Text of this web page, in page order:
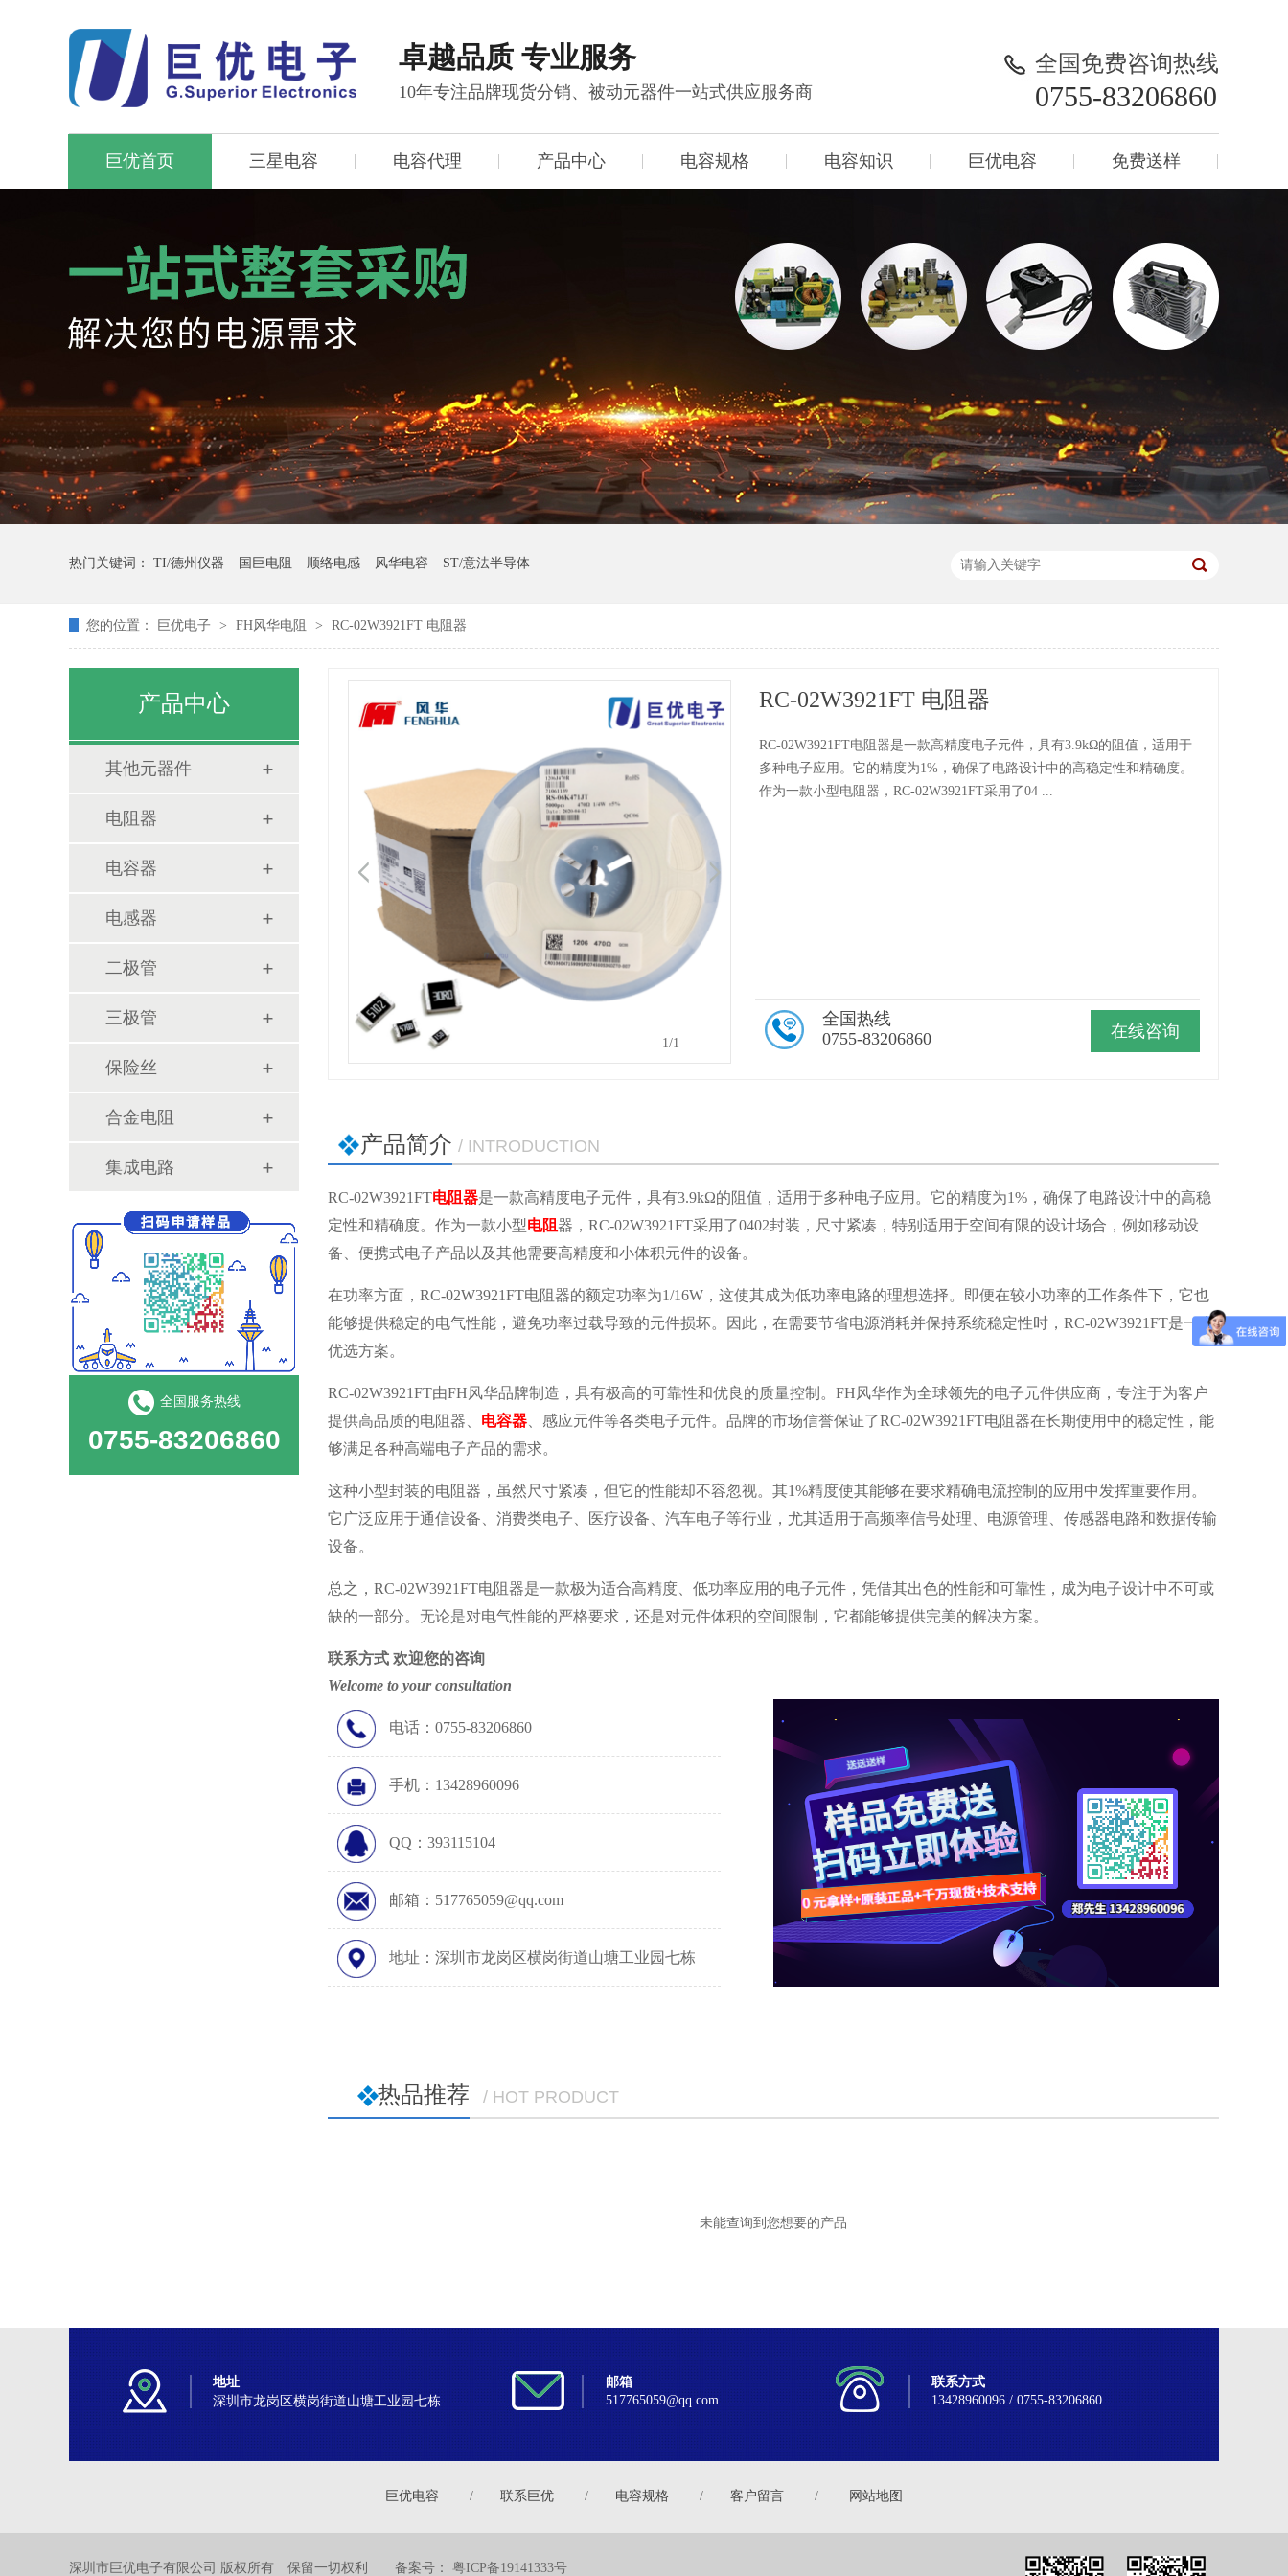
卓越品质 专业服务
10年专注品牌现货分销、被动元器件一站式供应服务商
全国免费咨询热线
0755-83206860
巨优首页 三星电容 电容代理 产品中心 电容规格 电容知识 巨优电容 免费送样
热门关键词： TI/德州仪器 国巨电阻 顺络电感 风华电容 ST/意法半导体
您的位置： 巨优电子 > FH风华电阻 > RC-02W3921FT 电阻器
产品中心
其他元器件
电阻器
电容器
电感器
二极管
三极管
保险丝
合金电阻
集成电路
全国服务热线
0755-83206860
1/1
RC-02W3921FT 电阻器
RC-02W3921FT电阻器是一款高精度电子元件，具有3.9kΩ的阻值，适用于
多种电子应用。它的精度为1%，确保了电路设计中的高稳定性和精确度。
作为一款小型电阻器，RC-02W3921FT采用了04 ...
在线咨询
全国热线
0755-83206860
产品简介 / INTRODUCTION
RC-02W3921FT电阻器是一款高精度电子元件，具有3.9kΩ的阻值，适用于多种电子应用。它的精度为1%，确保了电路设计中的高稳
定性和精确度。作为一款小型电阻器，RC-02W3921FT采用了0402封装，尺寸紧凑，特别适用于空间有限的设计场合，例如移动设
备、便携式电子产品以及其他需要高精度和小体积元件的设备。
在功率方面， RC-02W3921FT电阻器的额定功率为1/16W，这使其成为低功率电路的理想选择。即便在较小功率的工作条件下，它也
能够提供稳定的电气性能，避免功率过载导致的元件损坏。因此，在需要节省电源消耗并保持系统稳定性时，RC-02W3921FT是一个
优选方案。
RC-02W3921FT由FH风华品牌制造，具有极高的可靠性和优良的质量控制。FH风华作为全球领先的电子元件供应商，专注于为客户
提供高品质的电阻器、 电容器 、感应元件等各类电子元件。品牌的市场信誉保证了RC-02W3921FT电阻器在长期使用中的稳定性，能
够满足各种高端电子产品的需求。
这种小型封装的电阻器，虽然尺寸紧凑，但它的性能却不容忽视。其1%精度使其能够在要求精确电流控制的应用中发挥重要作用。
它广泛应用于通信设备、消费类电子、医疗设备、汽车电子等行业，尤其适用于高频率信号处理、电源管理、传感器电路和数据传输
设备。
总之， RC-02W3921FT电阻器是一款极为适合高精度、低功率应用的电子元件，凭借其出色的性能和可靠性，成为电子设计中不可或
缺的一部分。无论是对电气性能的严格要求，还是对元件体积的空间限制，它都能够提供完美的解决方案。
联系方式 欢迎您的咨询
Welcome to your consultation
电话：0755-83206860
手机：13428960096
QQ：393115104
邮箱：517765059@qq.com
地址：深圳市龙岗区横岗街道山塘工业园七栋
热品推荐 / HOT PRODUCT
未能查询到您想要的产品
地址
深圳市龙岗区横岗街道山塘工业园七栋
邮箱
517765059@qq.com
联系方式
13428960096 / 0755-83206860
巨优电容 / 联系巨优 / 电容规格 / 客户留言 / 网站地图
深圳市巨优电子有限公司 版权所有 保留一切权利 备案号： 粤ICP备19141333号